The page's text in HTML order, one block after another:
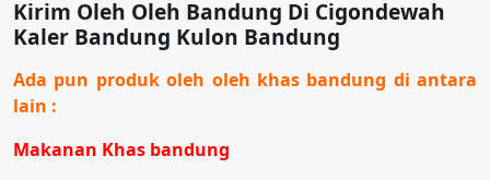
Kirim Oleh Oleh Bandung Di Cigondewah
Kaler Bandung Kulon Bandung
Ada pun produk oleh oleh khas bandung di antara
lain :
Makanan Khas bandung